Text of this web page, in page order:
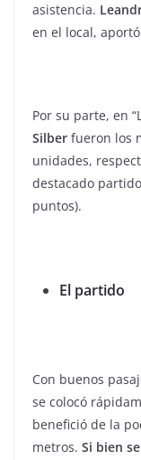
asistencia.
en el local,
Por su parte, en
Silber fueron los
unidades,
destacado
puntos).
El partido
Con buenos
se colocó
benefició de la
metros. Si bien